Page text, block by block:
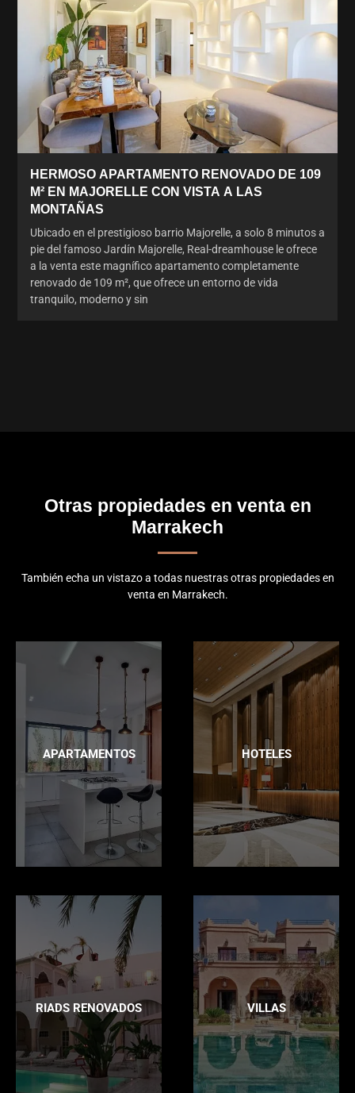
HERMOSO APARTAMENTO RENOVADO DE 109
M² EN MAJORELLE CON VISTA A LAS
MONTAÑAS
Ubicado en el prestigioso barrio Majorelle, a solo 8 minutos a
pie del famoso Jardín Majorelle, Real-dreamhouse le ofrece
a la venta este magnífico apartamento completamente
renovado de 109 m², que ofrece un entorno de vida
tranquilo, moderno y sin
Otras propiedades en venta en
Marrakech
También echa un vistazo a todas nuestras otras propiedades en
venta en Marrakech.
APARTAMENTOS HOTELES
RIADS RENOVADOS VILLAS